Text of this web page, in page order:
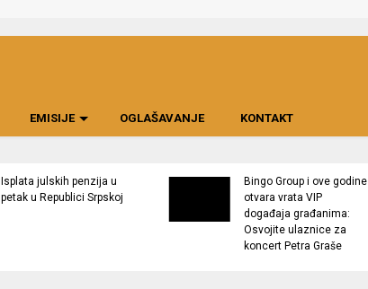
EMISIJE OGLAŠAVANJE KONTAKT
Isplata julskih penzija u
petak u Republici Srpskoj
Bingo Group i ove godine
otvara vrata VIP
događaja građanima:
Osvojite ulaznice za
koncert Petra Graše